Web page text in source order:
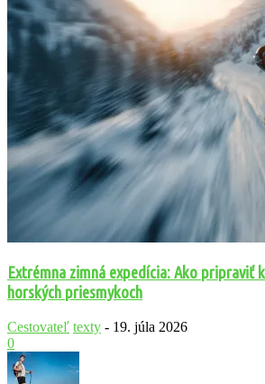
Extrémna zimná expedícia: Ako pripraviť
horských priesmykoch
Cestovateľ texty - 19. júla 2026
0